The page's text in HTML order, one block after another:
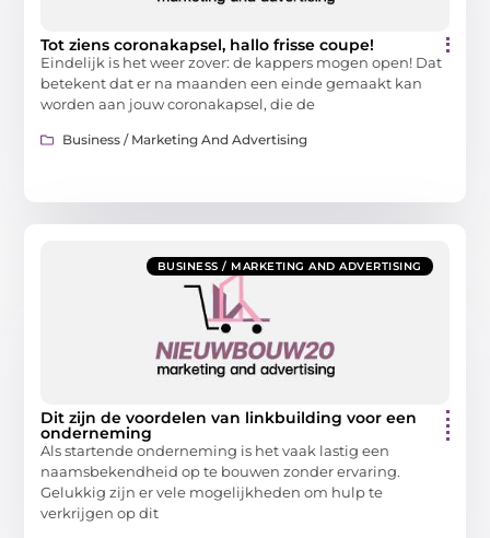
Tot ziens coronakapsel, hallo frisse coupe!
Eindelijk is het weer zover: de kappers mogen open! Dat
betekent dat er na maanden een einde gemaakt kan
worden aan jouw coronakapsel, die de
Business / Marketing And Advertising
BUSINESS / MARKETING AND ADVERTISING
Dit zijn de voordelen van linkbuilding voor een
onderneming
Als startende onderneming is het vaak lastig een
naamsbekendheid op te bouwen zonder ervaring.
Gelukkig zijn er vele mogelijkheden om hulp te
verkrijgen op dit